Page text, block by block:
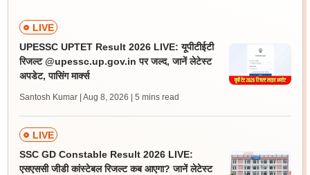
LIVE
UPESSC UPTET Result 2026 LIVE: यूपीटीईटी
रिजल्ट @upessc.up.gov.in पर जल्द, जानें लेटेस्ट
अपडेट, पासिंग मार्क्स
Santosh Kumar | Aug 8, 2026 | 5 mins read
LIVE
SSC GD Constable Result 2026 LIVE:
एसएससी जीडी कांस्टेबल रिजल्ट कब आएगा? जानें लेटेस्ट